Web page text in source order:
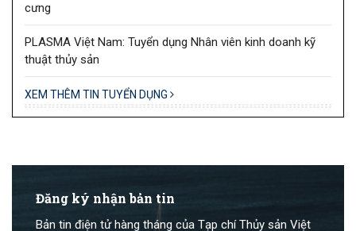
cưng
PLASMA Việt Nam: Tuyển dụng Nhân viên kinh doanh kỹ
thuật thủy sản
XEM THÊM TIN TUYỂN DỤNG
Đăng ký nhận bản tin
Bản tin điện tử hàng tháng của Tạp chí Thủy sản Việt